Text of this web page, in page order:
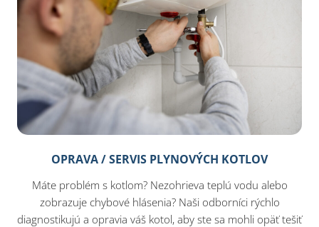
OPRAVA / SERVIS PLYNOVÝCH KOTLOV
Máte problém s kotlom? Nezohrieva teplú vodu alebo
zobrazuje chybové hlásenia? Naši odborníci rýchlo
diagnostikujú a opravia váš kotol, aby ste sa mohli opäť tešiť